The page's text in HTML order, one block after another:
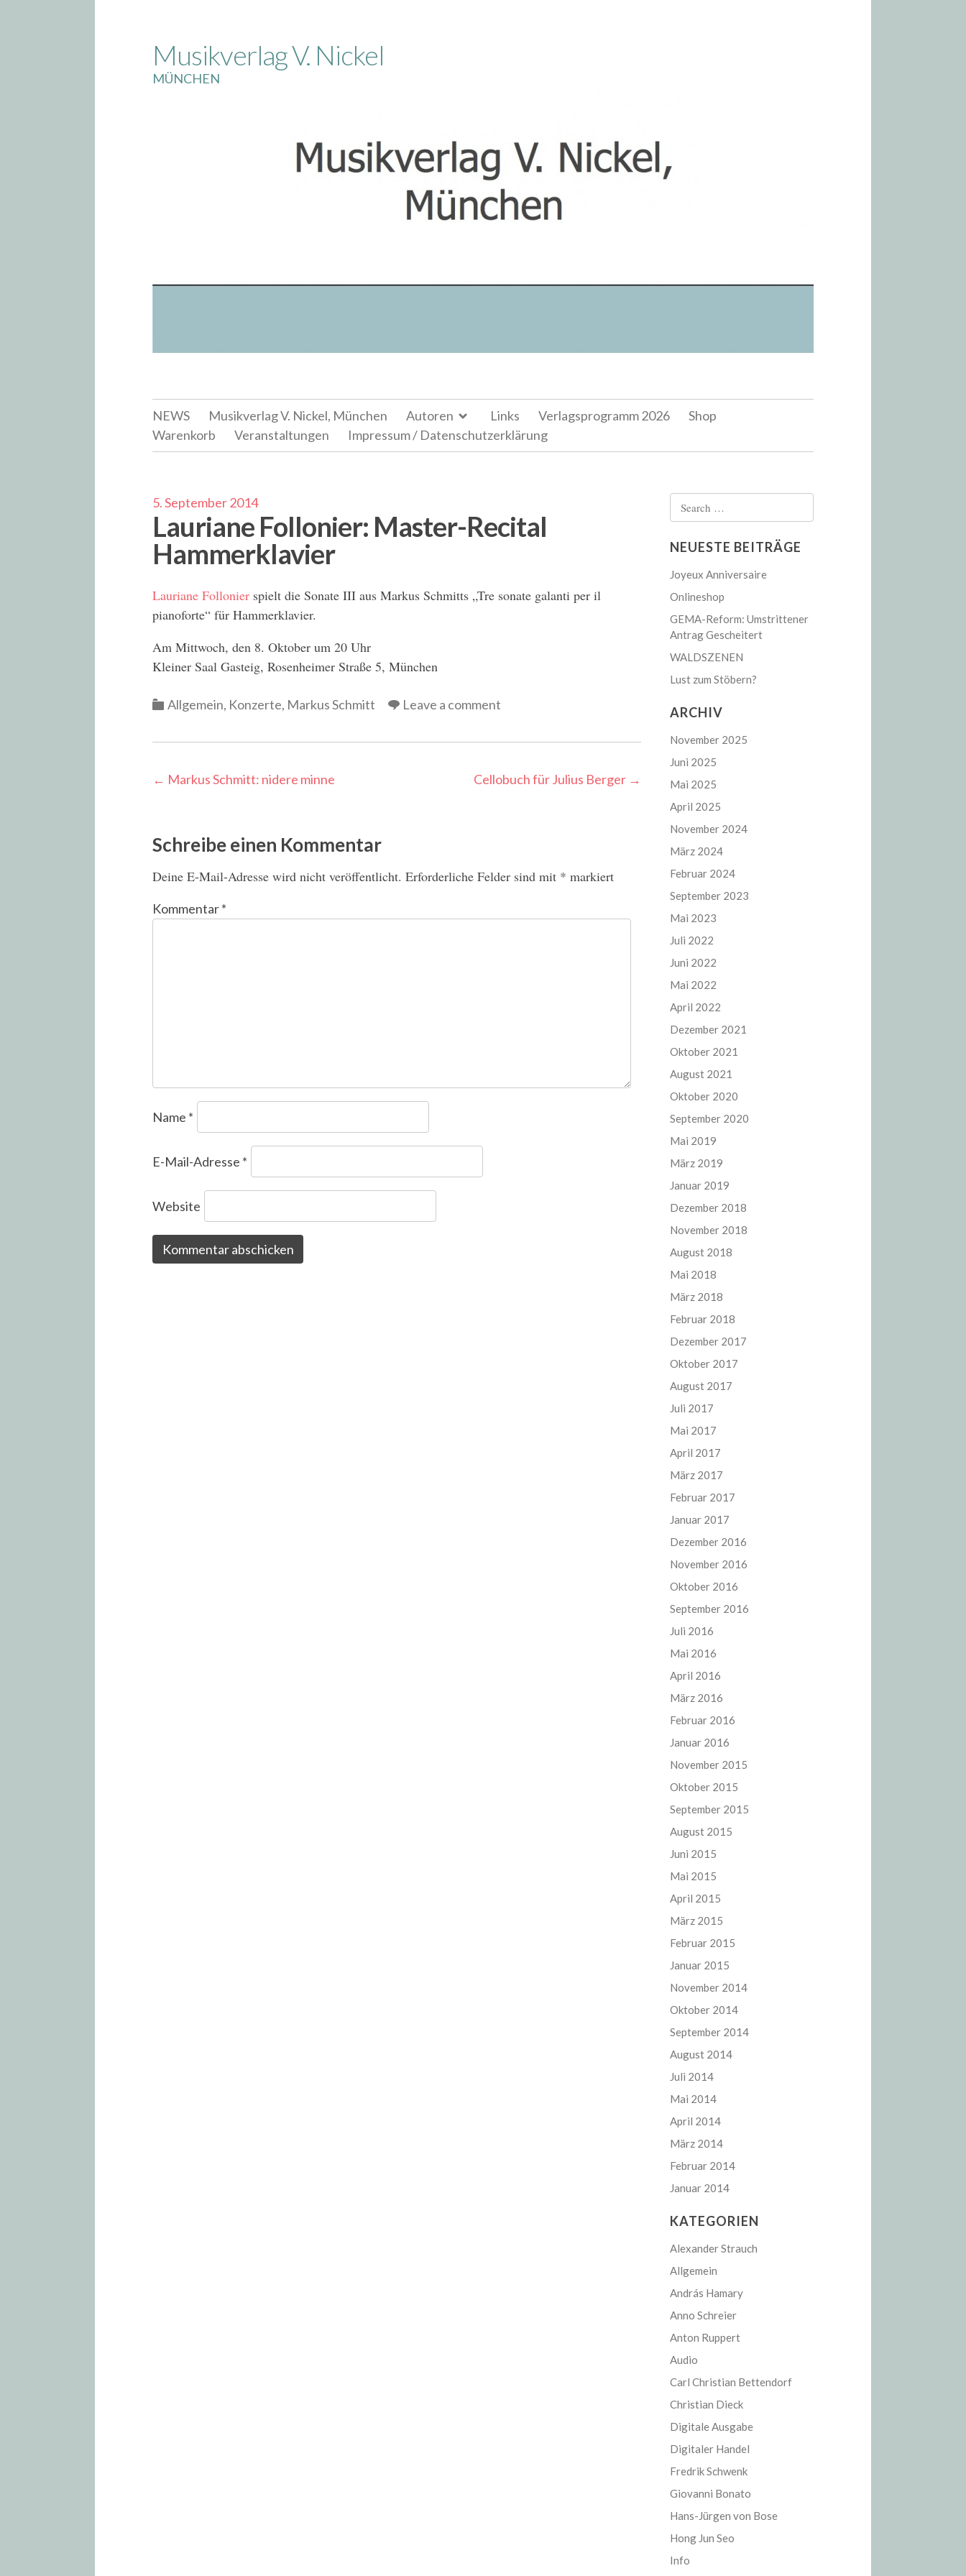
content
Musikverlag V. Nickel
MÜNCHEN
NEWS Musikverlag V. Nickel, München Autoren Links Verlagsprogramm 2026
Shop
Warenkorb
Veranstaltungen Impressum / Datenschutzerklärung
5. September 2014
Lauriane Follonier: Master-Recital
Hammerklavier
Lauriane Follonier spielt die Sonate III aus Markus Schmitts „Tre sonate galanti per il
pianoforte“ für Hammerklavier.
Am Mittwoch, den 8. Oktober um 20 Uhr
Kleiner Saal Gasteig, Rosenheimer Straße 5, München
Categories
Allgemein, Konzerte, Markus Schmitt Leave a comment
Post
← Markus Schmitt: nidere minne Cellobuch für Julius Berger →
Schreibe einen Kommentar
Deine E-Mail-Adresse wird nicht veröffentlicht. Erforderliche Felder sind mit * markiert
Kommentar*
Name *
E-Mail-Adresse *
Website
for:
NEUESTE BEITRÄGE
Joyeux Anniversaire
Onlineshop
GEMA-Reform: Umstrittener
Antrag Gescheitert
WALDSZENEN
Lust zum Stöbern?
ARCHIV
November 2025
Juni 2025
Mai 2025
April 2025
November 2024
März 2024
Februar 2024
September 2023
Mai 2023
Juli 2022
Juni 2022
Mai 2022
April 2022
Dezember 2021
Oktober 2021
August 2021
Oktober 2020
September 2020
Mai 2019
März 2019
Januar 2019
Dezember 2018
November 2018
August 2018
Mai 2018
März 2018
Februar 2018
Dezember 2017
Oktober 2017
August 2017
Juli 2017
Mai 2017
April 2017
März 2017
Februar 2017
Januar 2017
Dezember 2016
November 2016
Oktober 2016
September 2016
Juli 2016
Mai 2016
April 2016
März 2016
Februar 2016
Januar 2016
November 2015
Oktober 2015
September 2015
August 2015
Juni 2015
Mai 2015
April 2015
März 2015
Februar 2015
Januar 2015
November 2014
Oktober 2014
September 2014
August 2014
Juli 2014
Mai 2014
April 2014
März 2014
Februar 2014
Januar 2014
KATEGORIEN
Alexander Strauch
Allgemein
András Hamary
Anno Schreier
Anton Ruppert
Audio
Carl Christian Bettendorf
Christian Dieck
Digitale Ausgabe
Digitaler Handel
Fredrik Schwenk
Giovanni Bonato
Hans-Jürgen von Bose
Hong Jun Seo
Info